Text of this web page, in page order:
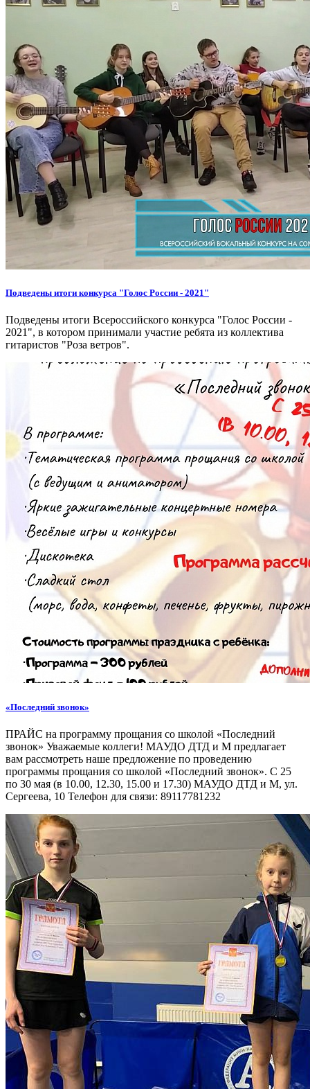
Подведены итоги конкурса "Голос России - 2021"
Подведены итоги Всероссийского конкурса "Голос России -
2021", в котором принимали участие ребята из коллектива
гитаристов "Роза ветров".
«Последний звонок»
ПРАЙС на программу прощания со школой «Последний
звонок» Уважаемые коллеги! МАУДО ДТД и М предлагает
вам рассмотреть наше предложение по проведению
программы прощания со школой «Последний звонок». С 25
по 30 мая (в 10.00, 12.30, 15.00 и 17.30) МАУДО ДТД и М, ул.
Сергеева, 10 Телефон для связи: 89117781232